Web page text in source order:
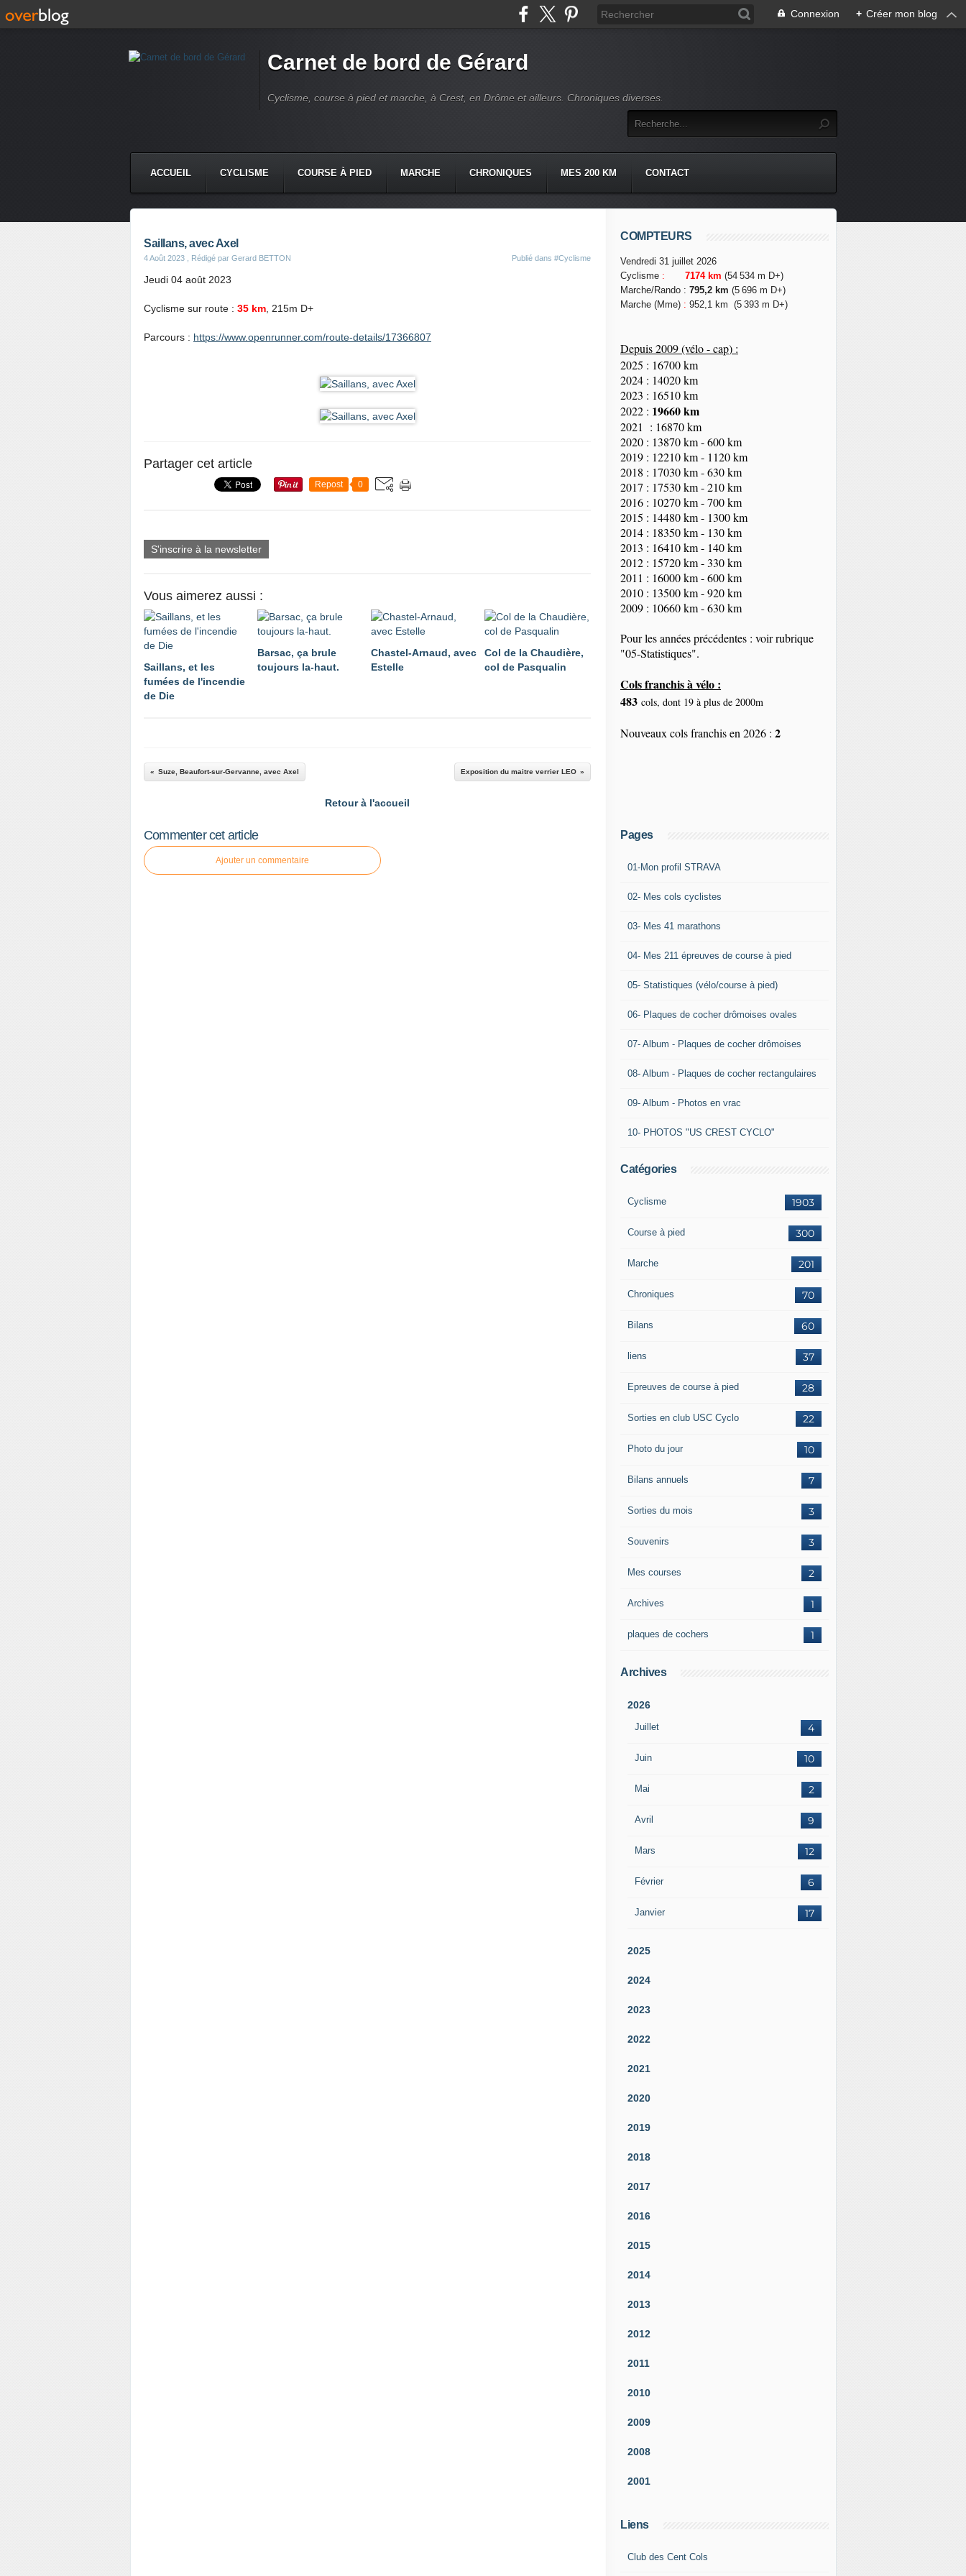
Connexion + Créer mon blog
Carnet de bord de Gérard
Cyclisme, course à pied et marche, à Crest, en Drôme et ailleurs. Chroniques diverses.
ACCUEIL CYCLISME COURSE À PIED MARCHE CHRONIQUES MES 200 KM CONTACT
Saillans, avec Axel
4 Août 2023 , Rédigé par Gerard BETTON Publié dans #Cyclisme
Jeudi 04 août 2023
Cyclisme sur route : 35 km , 215m D+
Parcours : https://www.openrunner.com/route-details/17366807
Partager cet article
Repost 0
S'inscrire à la newsletter
Vous aimerez aussi :
Saillans, et les
fumées de l'incendie
de Die
Barsac, ça brule
toujours la-haut.
Chastel-Arnaud, avec
Estelle
Col de la Chaudière,
col de Pasqualin
Suze, Beaufort-sur-Gervanne, avec Axel Exposition du maitre verrier LEO
Retour à l'accueil
Commenter cet article
Ajouter un commentaire
COMPTEURS
Vendredi 31 juillet 2026
Cyclisme : 7174 km (54 534 m D+)
Marche/Rando : 795,2 km (5 696 m D+)
Marche (Mme) : 952,1 km (5 393 m D+)
Depuis 2009 (vélo - cap) :
2025 : 16700 km
2024 : 14020 km
2023 : 16510 km
2022 : 19660 km
2021 : 16870 km
2020 : 13870 km - 600 km
2019 : 12210 km - 1120 km
2018 : 17030 km - 630 km
2017 : 17530 km - 210 km
2016 : 10270 km - 700 km
2015 : 14480 km - 1300 km
2014 : 18350km- 130 km
2013 : 16410 km - 140 km
2012 : 15720 km - 330 km
2011 : 16000 km - 600 km
2010 : 13500 km - 920 km
2009 : 10660 km - 630 km
Pour les années précédentes : voir rubrique
"05-Statistiques".
Cols franchis à vélo :
483 cols, dont 19 à plus de 2000m
Nouveaux cols franchis en 2026 : 2
Pages
01-Mon profil STRAVA
02- Mes cols cyclistes
03- Mes 41 marathons
04- Mes 211 épreuves de course à pied
05- Statistiques (vélo/course à pied)
06- Plaques de cocher drômoises ovales
07- Album - Plaques de cocher drômoises
08- Album - Plaques de cocher rectangulaires
09- Album - Photos en vrac
10- PHOTOS "US CREST CYCLO"
Catégories
1903
Cyclisme
300
Course à pied
201
Marche
70
Chroniques
60
Bilans
37
liens
28
Epreuves de course à pied
22
Sorties en club USC Cyclo
10
Photo du jour
7
Bilans annuels
3
Sorties du mois
3
Souvenirs
2
Mes courses
1
Archives
1
plaques de cochers
Archives
2026
Juillet 4
Juin 10
Mai 2
Avril 9
Mars 12
Février 6
Janvier 17
2025
2024
2023
2022
2021
2020
2019
2018
2017
2016
2015
2014
2013
2012
2011
2010
2009
2008
2001
Liens
Club des Cent Cols